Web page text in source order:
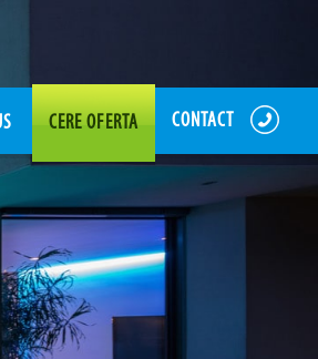
CERE OFERTA CONTACT